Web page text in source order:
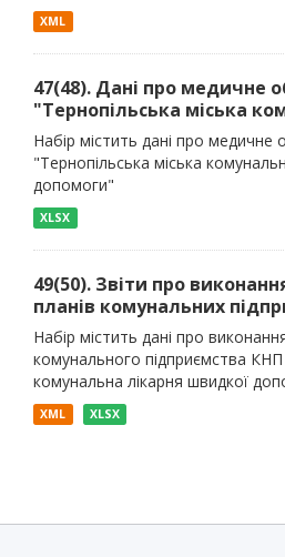
XML
47(48). Дані про медичне
"Тернопільська міська
Набір містить дані про
"Тернопільська міська
допомоги"
XLSX
49(50). Звіти про
планів комунальних
Набір містить дані про
комунального підприємства КНП
комунальна лікарня швидкої
XML XLSX